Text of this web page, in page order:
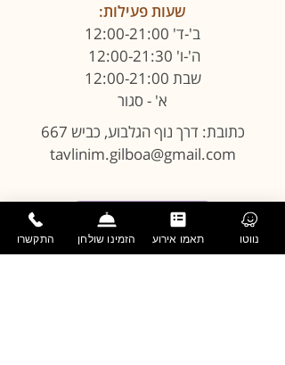
שעות פעילות:
ב'-ד' 12:00-21:00
ה'-ו' 12:00-21:30
שבת 12:00-21:00
א' - סגור
כתובת: דרך נוף הגלבוע, כביש 667
tavlinim.gilboa@gmail.com
הזמנת שולחן
התקשרו הזמינו שולחן תאמו אירוע נווטו